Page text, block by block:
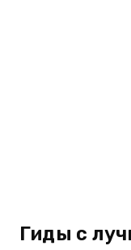
Гиды с